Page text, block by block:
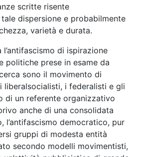
scritte risente
dispersione e probabilmente
varietà e durata.
di ispirazione
politiche prese in esame da
sono il movimento di
liberalsocialisti, i federalisti e gli
di un referente organizzativo
anche di una consolidata
l’antifascismo democratico, pur
gruppi di modesta entità
secondo modelli movimentisti,